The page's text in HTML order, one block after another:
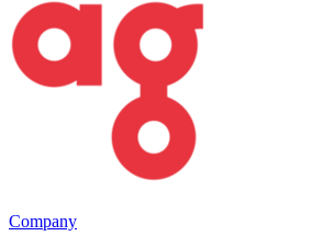
Company